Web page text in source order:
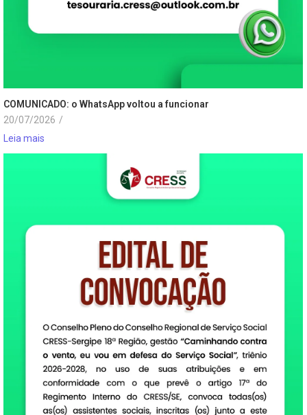
COMUNICADO: o WhatsApp voltou a funcionar
20/07/2026 /
Leia mais